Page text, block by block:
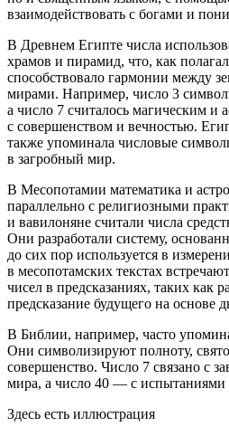
взаимодействовать с богами и
В Древнем Египте числа
храмов и пирамид, что, как
способствовало гармонии между
мирами. Например, число 3
а число 7 считалось магическим и
с совершенством и вечностью.
также упоминала числовые
в загробный мир.
В Месопотамии математика и
параллельно с религиозными
и вавилоняне считали числа
Они разработали систему,
до сих пор используется в
в месопотамских текстах
чисел в предсказаниях, таких как
предсказание будущего на основе
В Библии, например, часто
Они символизируют полноту,
совершенство. Число 7 связано с
мира, а число 40 — с
Здесь есть иллюстрация